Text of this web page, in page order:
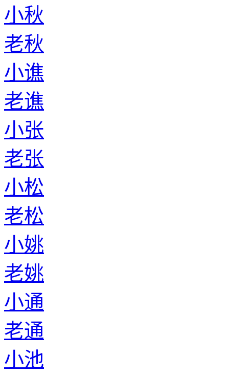
小秋
老秋
小谯
老谯
小张
老张
小松
老松
小姚
老姚
小通
老通
小池